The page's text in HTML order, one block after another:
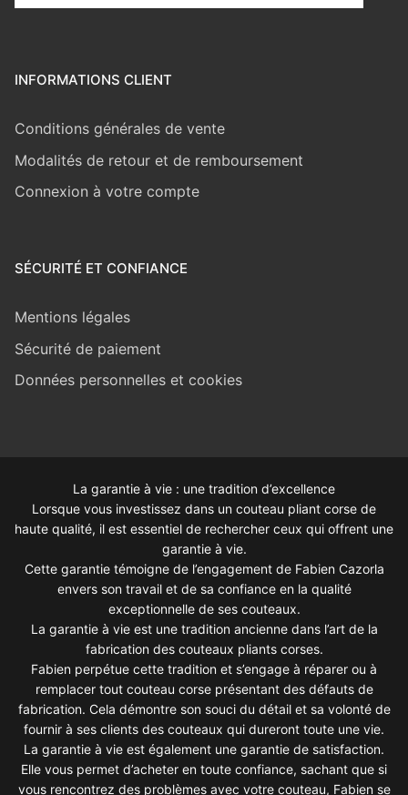
INFORMATIONS CLIENT
Conditions générales de vente
Modalités de retour et de remboursement
Connexion à votre compte
SÉCURITÉ ET CONFIANCE
Mentions légales
Sécurité de paiement
Données personnelles et cookies
La garantie à vie : une tradition d’excellence
Lorsque vous investissez dans un couteau pliant corse de
haute qualité, il est essentiel de rechercher ceux qui offrent une
garantie à vie.
Cette garantie témoigne de l’engagement de Fabien Cazorla
envers son travail et de sa confiance en la qualité
exceptionnelle de ses couteaux.
La garantie à vie est une tradition ancienne dans l’art de la
fabrication des couteaux pliants corses.
Fabien perpétue cette tradition et s’engage à réparer ou à
remplacer tout couteau corse présentant des défauts de
fabrication. Cela démontre son souci du détail et sa volonté de
fournir à ses clients des couteaux qui dureront toute une vie.
La garantie à vie est également une garantie de satisfaction.
Elle vous permet d’acheter en toute confiance, sachant que si
vous rencontrez des problèmes avec votre couteau, Fabien se